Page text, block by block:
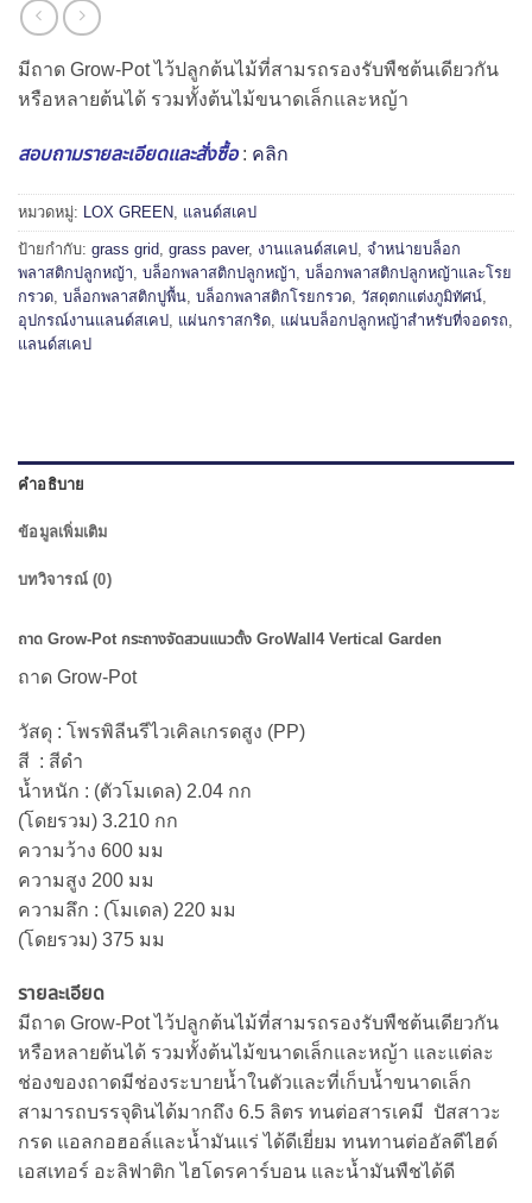
มีถาด Grow-Pot ไว้ปลูกต้นไม้ที่สามรถรองรับพืชต้นเดียวกัน
หรือหลายต้นได้ รวมทั้งต้นไม้ขนาดเล็กและหญ้า
สอบถามรายละเอียดและสั่งซื้อ: คลิก
หมวดหมู่: LOX GREEN, แลนด์สเคป
ป้ายกำกับ: grass grid, grass paver, งานแลนด์สเคป, จำหน่ายบล็อก
พลาสติกปลูกหญ้า, บล็อกพลาสติกปลูกหญ้า, บล็อกพลาสติกปลูกหญ้าและโรย
กรวด, บล็อกพลาสติกปูพื้น, บล็อกพลาสติกโรยกรวด, วัสดุตกแต่งภูมิทัศน์,
อุปกรณ์งานแลนด์สเคป, แผ่นกราสกริด, แผ่นบล็อกปลูกหญ้าสำหรับที่จอดรถ,
แลนด์สเคป
คำอธิบาย
ข้อมูลเพิ่มเติม
บทวิจารณ์ (0)
ถาด Grow-Pot กระถางจัดสวนแนวตั้ง GroWall4 Vertical Garden
ถาด Grow-Pot
วัสดุ : โพรพิลีนรีไวเคิลเกรดสูง (PP)
สี : สีดำ
น้ำหนัก : (ตัวโมเดล) 2.04 กก
(โดยรวม) 3.210 กก
ความว้าง 600 มม
ความสูง 200 มม
ความลึก : (โมเดล) 220 มม
(โดยรวม) 375 มม
รายละเอียด
มีถาด Grow-Pot ไว้ปลูกต้นไม้ที่สามรถรองรับพืชต้นเดียวกัน
หรือหลายต้นได้ รวมทั้งต้นไม้ขนาดเล็กและหญ้า และแต่ละ
ช่องของถาดมีช่องระบายน้ำในตัวและที่เก็บน้ำขนาดเล็ก
สามารถบรรจุดินได้มากถึง 6.5 ลิตร ทนต่อสารเคมี ปัสสาวะ
กรด แอลกอฮอล์และน้ำมันแร่ ได้ดีเยี่ยม ทนทานต่ออัลดีไฮด์
เอสเทอร์ อะลิฟาติก ไฮโดรคาร์บอน และน้ำมันพืชได้ดี